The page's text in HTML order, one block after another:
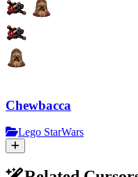
Chewbacca
Lego StarWars